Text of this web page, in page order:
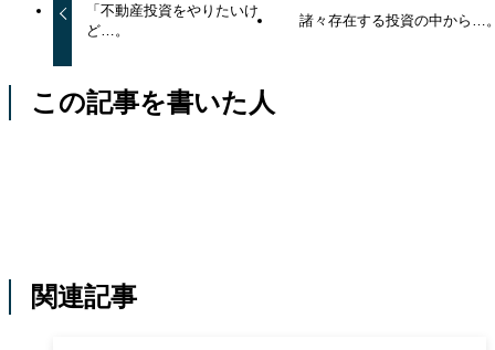
「不動産投資をやりたいけ
ど…。
諸々存在する投資の中から…
この記事を書いた人
関連記事